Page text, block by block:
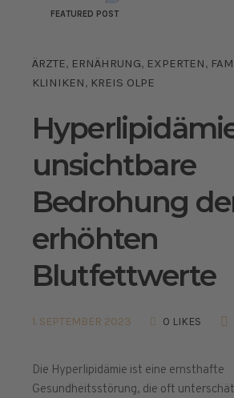
FEATURED POST
ÄRZTE, ERNÄHRUNG, EXPERTEN,
KLINIKEN, KREIS OLPE
unsichtbare
Bedrohung
erhöhten
Blutfettwerte
1. SEPTEMBER 2023 0 LIKES
Die Hyperlipidämie ist eine ernsthafte
Gesundheitsstörung, die oft